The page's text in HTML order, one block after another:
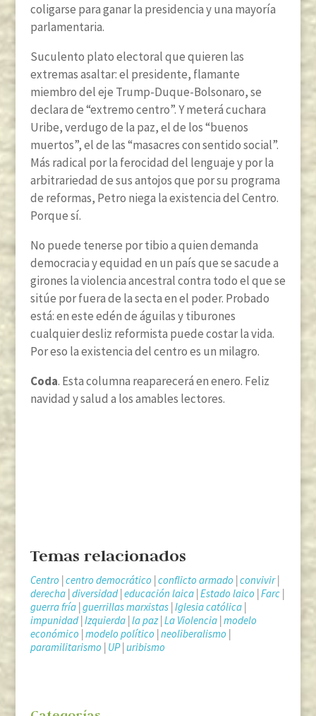
coligarse para ganar la presidencia y una mayoría
parlamentaria.
Suculento plato electoral que quieren las
extremas asaltar: el presidente, flamante
miembro del eje Trump-Duque-Bolsonaro, se
declara de “extremo centro”. Y meterá cuchara
Uribe, verdugo de la paz, el de los “buenos
muertos”, el de las “masacres con sentido social”.
Más radical por la ferocidad del lenguaje y por la
arbitrariedad de sus antojos que por su programa
de reformas, Petro niega la existencia del Centro.
Porque sí.
No puede tenerse por tibio a quien demanda
democracia y equidad en un país que se sacude a
girones la violencia ancestral contra todo el que se
sitúe por fuera de la secta en el poder. Probado
está: en este edén de águilas y tiburones
cualquier desliz reformista puede costar la vida.
Por eso la existencia del centro es un milagro.
Coda. Esta columna reaparecerá en enero. Feliz
navidad y salud a los amables lectores.
Temas relacionados
Centro |centro democrático |conflicto armado |convivir|
derecha|diversidad|educación laica|Estado laico |Farc|
guerra fría|guerrillas marxistas|Iglesia católica|
impunidad|Izquierda|la paz|La Violencia|modelo
económico |modelo político |neoliberalismo |
paramilitarismo | UP| uribismo